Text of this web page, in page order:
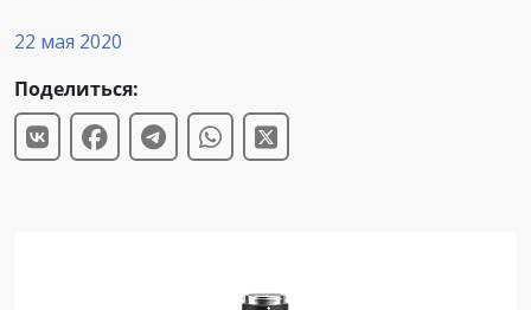
22 мая 2020
Поделиться: